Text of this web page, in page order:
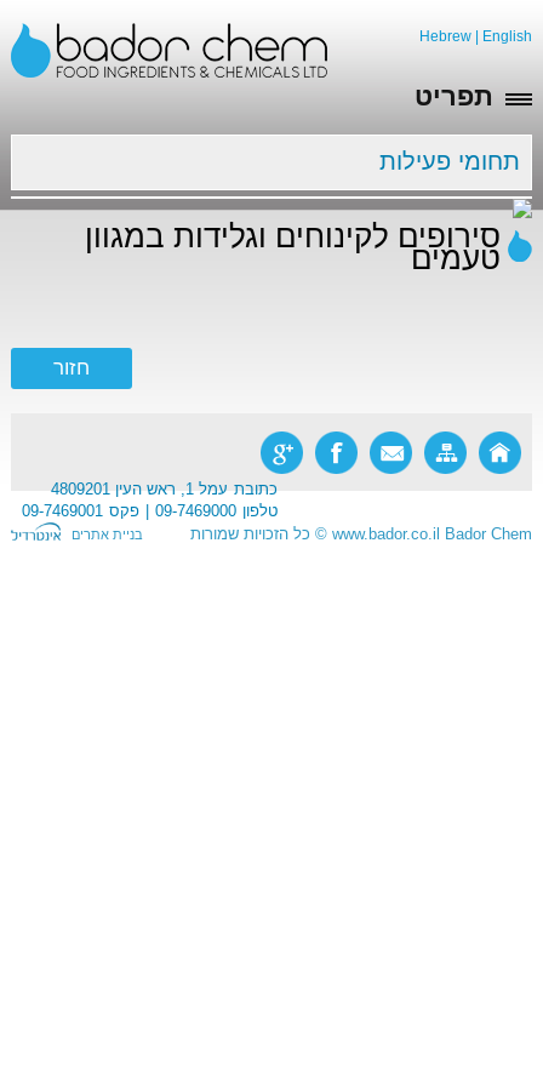
Hebrew English
תפריט
תחומי פעילות
סירופים לקינוחים וגלידות במגוון
טעמים
כתובת עמל 1, ראש העין 4809201
טלפון 09-7469000 פקס 09-7469001
Bador Chem
www.bador.co.il
© כל הזכויות שמורות בניית אתרים